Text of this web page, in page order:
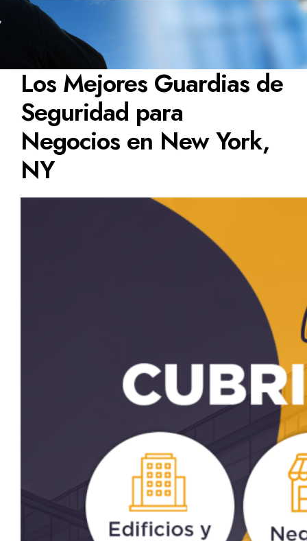
TESTIMONIOS
PREGUNTAS FRECUENTES
CONTÁCTANOS
Los Mejores Guardias de
Seguridad para
Negocios en New York,
NY